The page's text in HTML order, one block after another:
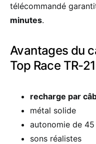
télécommandé
minutes.
Avantages du
Top Race TR-
recharge par
métal solide
autonomie de
sons réalistes